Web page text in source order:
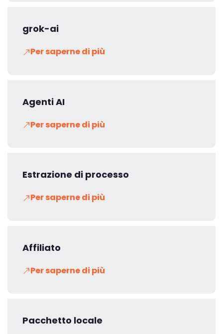
grok-ai
Per saperne di più
Agenti AI
Per saperne di più
Estrazione di processo
Per saperne di più
Affiliato
Per saperne di più
Pacchetto locale